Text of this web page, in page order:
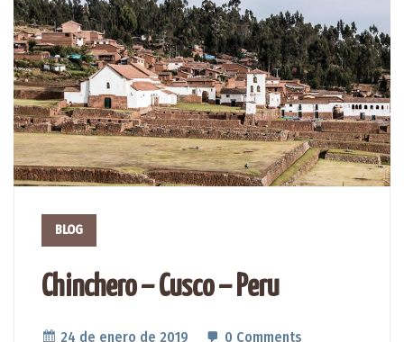
BLOG
Chinchero – Cusco – Peru
24 de enero de 2019 0 Comments